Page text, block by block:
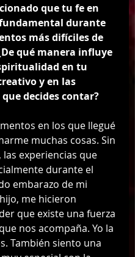
que tu fe en
durante
más difíciles de
qué manera influye
en tu
y en las
decides contar?
en los que llegué
muchas cosas. Sin
las experiencias que
durante el
embarazo de mi
me hicieron
que existe una fuerza
nos acompaña. Yo la
También siento una